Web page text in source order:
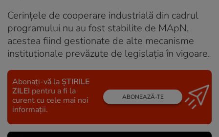
Cerințele de cooperare industrială din cadrul
programului nu au fost stabilite de MApN,
acestea fiind gestionate de alte mecanisme
instituționale prevăzute de legislația în vigoare.
Abonați-vă la ȘTIRILE
ZILEI pentru a fi la
curent cu cele mai noi
informații.
ABONEAZĂ-TE